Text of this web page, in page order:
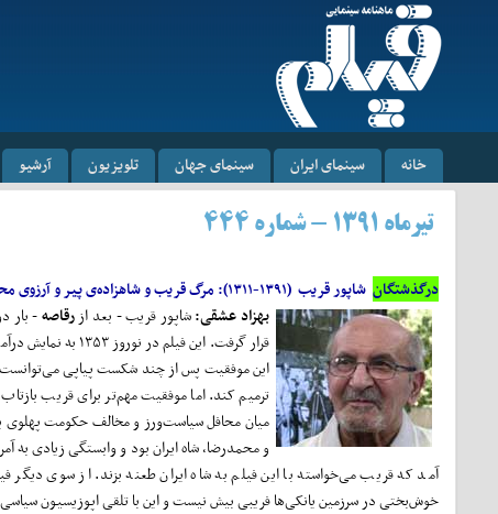
خانه سینمای ایران سینمای جهان تلویزیون آرشیو
تیر‌ماه ۱۳۹۱ - شماره ۴۴۴
درگذشتگان شاپور قریب (۱۳۹۱-۱۳۱۱): مرگ قریب و شاهزاده‌ی پیر و آرزوی محال
بهزاد عشقی:شاپور قریب - بعد ازرقاصه- بار
قرار گرفت. این فیلم
این موفقیت پس از چند شکست پیاپی
ترمیم کند. اما موفقیت مهم‌تر برای قریب
میان محافل سیاست‌ورز و مخالف حکومت
و محمدرضا، شاه ایران بود و وابستگی زیادی به
آ‌مد که قریب می‌خواسته با این فیلم به شاه ایران طعنه بزند. از سوی دیگر
خوش‌بختی در سرزمین یانکی‌ها فریبی بیش نیست و این با تلقی اپوزیسیون